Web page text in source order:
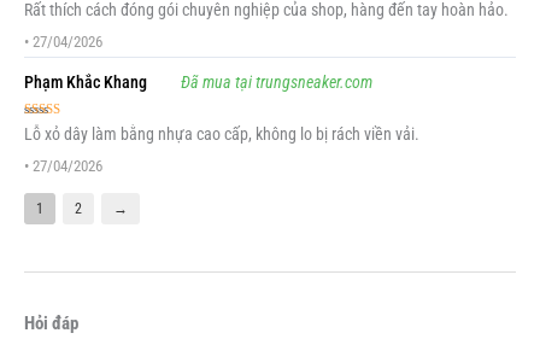
Được xếp
hạng55 sao
Rất thích cách đóng gói chuyên nghiệp của shop, hàng đến tay hoàn hảo.
• 27/04/2026
Phạm Khắc Khang Đã mua tại trungsneaker.com
Được xếp
hạng5 5 sao
Lỗ xỏ dây làm bằng nhựa cao cấp, không lo bị rách viền vải.
• 27/04/2026
1 2 →
Hỏi đáp